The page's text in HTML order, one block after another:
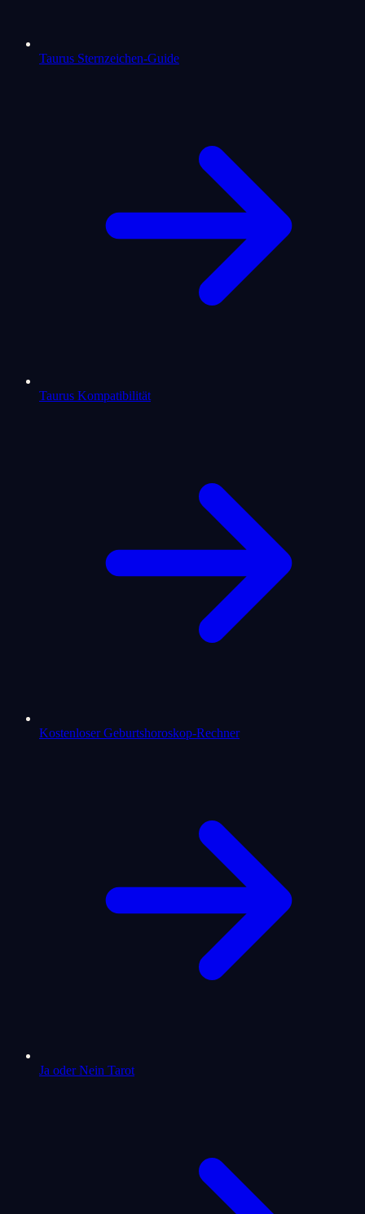
Taurus Sternzeichen-Guide
Taurus Kompatibilität
Kostenloser Geburtshoroskop-Rechner
Ja oder Nein Tarot